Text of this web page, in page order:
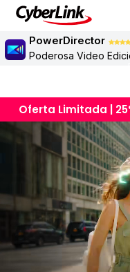
PowerDirector
Poderosa Video
Oferta Limitada |